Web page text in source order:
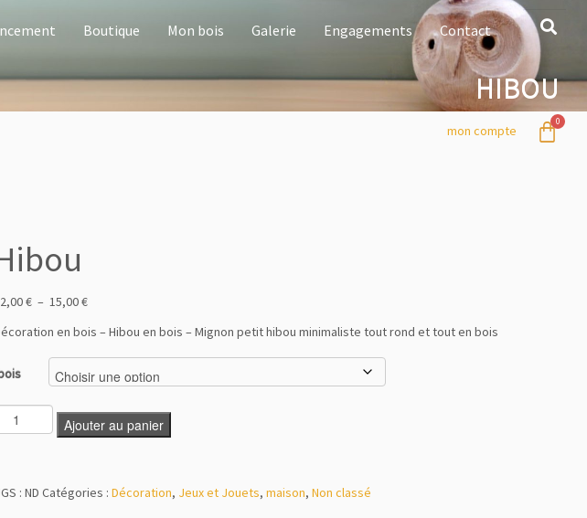
Boutique Mon bois Galerie Engagements Contact
HIBOU
mon compte
€ – 15,00€
en bois – Hibou en bois – Mignon petit hibou minimaliste tout rond et tout en bois
Ajouter au panier
:ND Catégories :Décoration, Jeux et Jouets,maison,Non classé